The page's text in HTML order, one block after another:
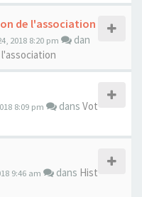
de l'association
2018 8:20 pm
dan
8:09 pm dans Vot
9:46 am dans Hist